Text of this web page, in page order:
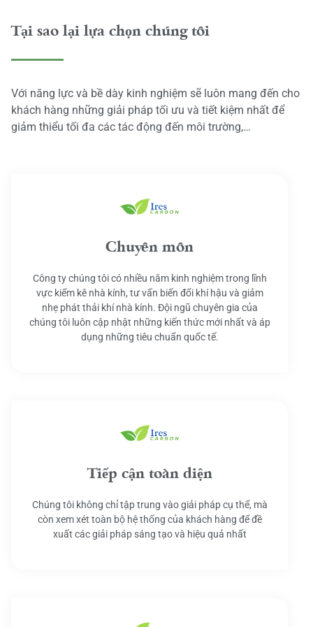
Tại sao lại lựa chọn chúng tôi
Với năng lực và bề dày kinh nghiệm sẽ luôn mang đến cho
khách hàng những giải pháp tối ưu và tiết kiệm nhất để
giảm thiểu tối đa các tác động đến môi trường,…
Chuyên môn
Công ty chúng tôi có nhiều năm kinh nghiệm trong lĩnh
vực kiểm kê nhà kính, tư vấn biến đổi khí hậu và giảm
nhẹ phát thải khí nhà kính. Đội ngũ chuyên gia của
chúng tôi luôn cập nhật những kiến thức mới nhất và áp
dụng những tiêu chuẩn quốc tế.
Tiếp cận toàn diện
Chúng tôi không chỉ tập trung vào giải pháp cụ thể, mà
còn xem xét toàn bộ hệ thống của khách hàng để đề
xuất các giải pháp sáng tạo và hiệu quả nhất